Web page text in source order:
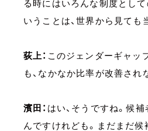
る時にはいろんな制度とし
いうことは、世界から見て
荻上： このジェンダーギャッ
も、なかなか比率が改善され
濱田： はい、そうですね。候
んですけれども。まだまだ